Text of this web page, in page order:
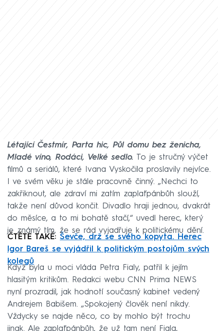
Létající Čestmír, Parta hic, Půl domu bez ženicha,
Mladé víno, Rodáci, Velké sedlo. To je stručný výčet
filmů a seriálů, které Ivana Vyskočila proslavily nejvíce.
I ve svém věku je stále pracovně činný. „Nechci to
zakřiknout, ale zdraví mi zatím zaplaťpánbůh slouží,
takže není důvod končit. Divadlo hraji jednou, dvakrát
do měsíce, a to mi bohatě stačí,“ uvedl herec, který
je známý tím, že se rád vyjadřuje k politickému dění.
ČTĚTE TAKÉ: Ševče, drž se svého kopyta. Herec
Igor Bareš se vyjádřil k politickým postojům svých
kolegů
Když byla u moci vláda Petra Fialy, patřil k jejím
hlasitým kritikům. Redakci webu CNN Prima NEWS
nyní prozradil, jak hodnotí současný kabinet vedený
Andrejem Babišem. „Spokojený člověk není nikdy.
Vždycky se najde něco, co by mohlo být trochu
jinak. Ale zaplaťpánbůh, že už tam není Fiala,